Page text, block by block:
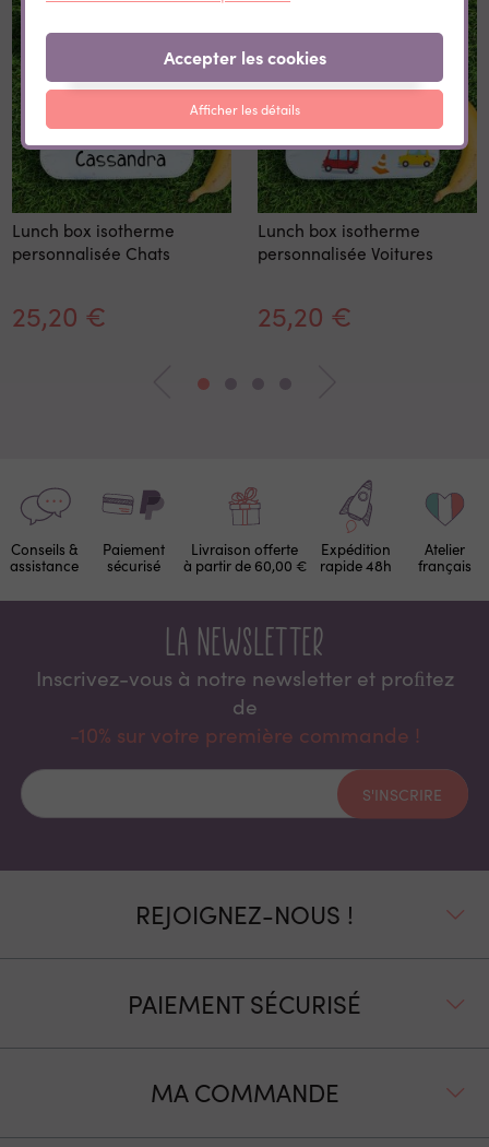
Lunch box isotherme
personnalisée Chats
25,20 €
Lunch box isotherme
personnalisée Voitures
25,20 €
Conseils &
assistance
Paiement
sécurisé
Livraison offerte
à partir de 60,00 €
Expédition
rapide 48h
Atelier
français
La newsletter
Inscrivez-vous à notre newsletter et proﬁtez
de
-10% sur votre première commande !
S'INSCRIRE
REJOIGNEZ-NOUS !
PAIEMENT SÉCURISÉ
MA COMMANDE
Accepter les cookies
Afficher les détails